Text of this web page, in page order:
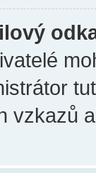
vzkazů